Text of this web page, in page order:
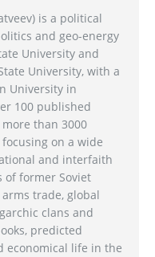
is a political
and geo-energy
University and
University, with a
University in
100 published
than 3000
on a wide
and interfaith
of former Soviet
arms trade, global
clans and
predicted
economical life in the